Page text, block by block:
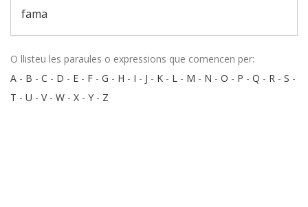
fama
O llisteu les paraules o expressions que comencen per:
A - B - C - D - E - F - G - H - I - J - K - L - M - N - O - P - Q - R - S -
T - U - V- W - X - Y - Z